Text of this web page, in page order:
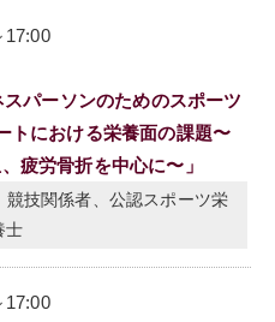
17:00
スパーソンのためのスポーツ
トにおける栄養面の課題〜
疲労骨折を中心に〜」
技関係者、公認スポーツ栄
士
17:00